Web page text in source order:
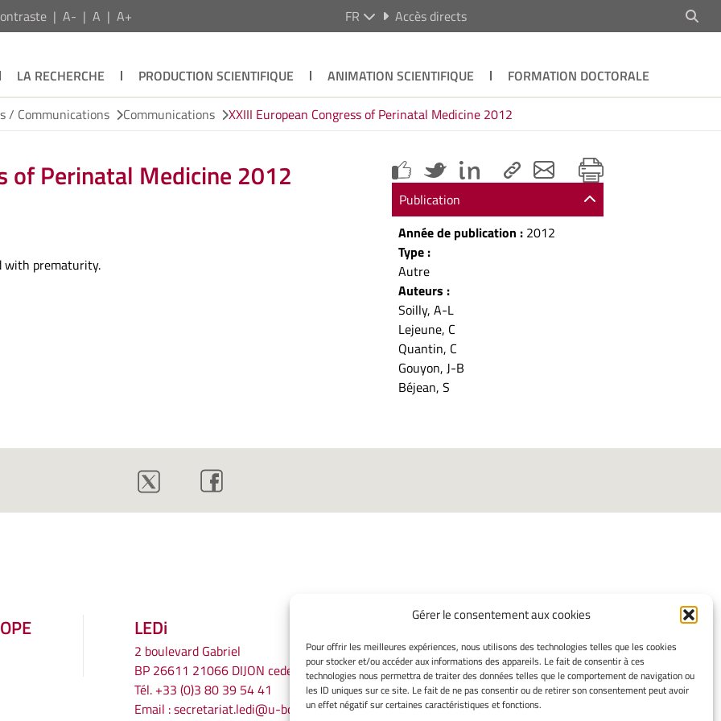
Gérer le consentement aux cookies
Pour offrir les meilleures expériences, nous utilisons des technologies telles que les cookies
pour stocker et/ou accéder aux informations des appareils. Le fait de consentir à ces
technologies nous permettra de traiter des données telles que le comportement de navigation ou
les ID uniques sur ce site. Le fait de ne pas consentir ou de retirer son consentement peut avoir
un effet négatif sur certaines caractéristiques et fonctions.
A- A A+ FR Accès directs
LA RECHERCHE PRODUCTION SCIENTIFIQUE ANIMATION SCIENTIFIQUE
FORMATION DOCTORALE
/ Communications
Communications XXIII European Congress of Perinatal Medicine 2012
of Perinatal Medicine 2012
with prematurity.
Publication
Année de publication : 2012
Type :
Autre
Auteurs :
Soilly, A-L
Lejeune, C
Quantin, C
Gouyon, J-B
Béjean, S
LEDi
2 boulevard Gabriel
BP 26611 21066 DIJON cedex
Tél. +33 (0)3 80 39 54 41
Email :secretariat.ledi@u-bourgogne.fr
INFORMATIONS LÉGALES
Mentions légales
Gérer mes cookies
Politique de cookies
Déclaration de confidentialité